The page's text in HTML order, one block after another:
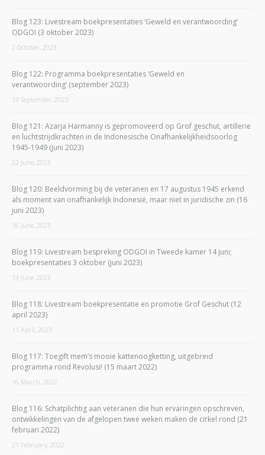
Blog 123: Livestream boekpresentaties ‘Geweld en verantwoording’
ODGOI (3 oktober 2023)
2 October, 2023
Blog 122: Programma boekpresentaties ‘Geweld en
verantwoording’ (september 2023)
13 September, 2023
Blog 121: Azarja Harmanny is gepromoveerd op Grof geschut, artillerie
en luchtstrijdkrachten in de Indonesische Onafhankelijkheidsoorlog
1945-1949 (juni 2023)
22 June, 2023
Blog 120: Beeldvorming bij de veteranen en 17 augustus 1945 erkend
als moment van onafhankelijk Indonesië, maar niet in juridische zin (16
juni 2023)
16 June, 2023
Blog 119: Livestream bespreking ODGOI in Tweede kamer 14 juni;
boekpresentaties 3 oktober (juni 2023)
13 June, 2023
Blog 118: Livestream boekpresentatie en promotie Grof Geschut (12
april 2023)
11 April, 2023
Blog 117: Toegift mem’s mooie kattenoogketting, uitgebreid
programma rond Revolusi! (15 maart 2022)
16 March, 2022
Blog 116: Schatplichtig aan veteranen die hun ervaringen opschreven,
ontwikkelingen van de afgelopen twee weken maken de cirkel rond (21
februari 2022)
21 February, 2022